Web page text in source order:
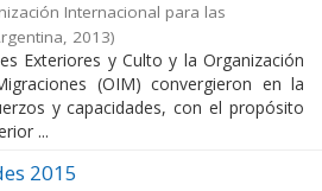
Internacional para las
, 2013)
Exteriores y Culto y la Organización
(OIM) convergieron en la
y capacidades, con el propósito
...
2015